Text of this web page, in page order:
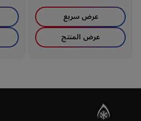
عرض سريع
عرض المنتج